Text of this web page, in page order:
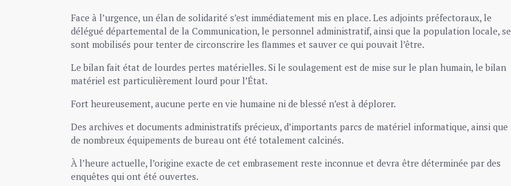
Face à l’urgence, un élan de solidarité s’est immédiatement mis en place. Les adjoints préfectoraux, le
délégué départemental de la Communication, le personnel administratif, ainsi que la population locale, se
sont mobilisés pour tenter de circonscrire les flammes et sauver ce qui pouvait l’être.
Le bilan fait état de lourdes pertes matérielles. Si le soulagement est de mise sur le plan humain, le bilan
matériel est particulièrement lourd pour l’État.
Fort heureusement, aucune perte en vie humaine ni de blessé n’est à déplorer.
Des archives et documents administratifs précieux, d’importants parcs de matériel informatique, ainsi que
de nombreux équipements de bureau ont été totalement calcinés.
À l’heure actuelle, l’origine exacte de cet embrasement reste inconnue et devra être déterminée par des
enquêtes qui ont été ouvertes.